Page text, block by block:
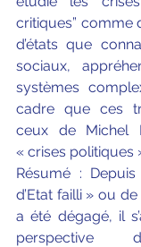
critiques” comme
d’états que
sociaux,
systèmes
cadre que ces
ceux de Michel
« crises politiques
Résumé :
d’Etat failli » ou
a été dégagé, il
perspective